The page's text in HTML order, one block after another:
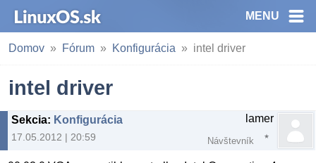
MENU
Domov Fórum Konfigurácia intel driver
intel driver
Sekcia: Konfigurácia
17.05.2012 | 20:59
lamer
Návštevník